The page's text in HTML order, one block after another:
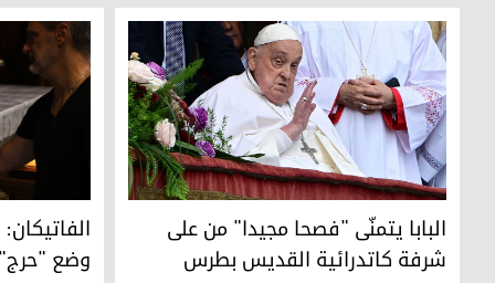
البابا يتمنّى "فصحا مجيدا" من على شرفة كاتدرائية
البابا يتمنّى "فصحا مجيدا" من على
شرفة كاتدرائية القديس بطرس
الفاتيكان:
وضع "حرج"